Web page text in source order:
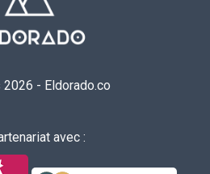
2026 - Eldorado.co
avec :